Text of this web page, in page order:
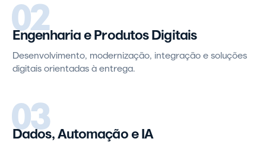
02
Engenharia e Produtos Digitais
Desenvolvimento, modernização, integração e soluções
digitais orientadas à entrega.
03
Dados, Automação e IA